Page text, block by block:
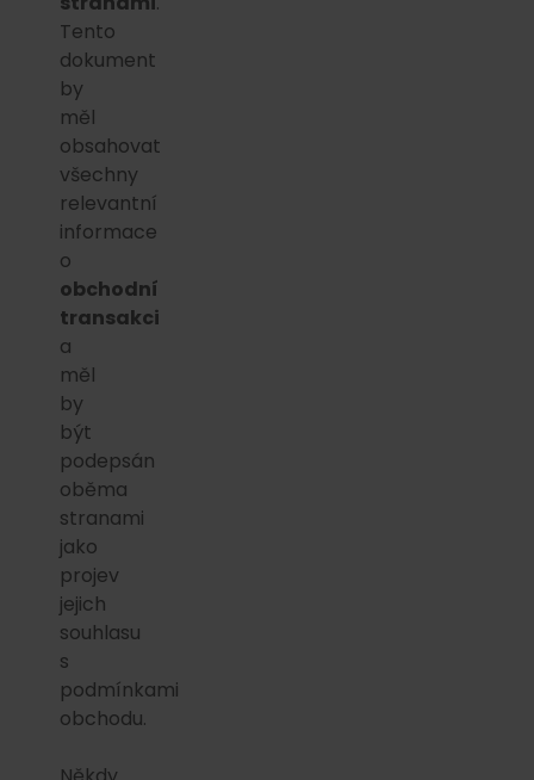
Tento
dokument
by
měl
obsahovat
všechny
relevantní
informace
o
obchodní
transakci
a
měl
by
být
podepsán
oběma
stranami
jako
projev
jejich
souhlasu
s
podmínkami
obchodu.